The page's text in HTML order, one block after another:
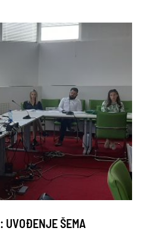
UVOĐENJE ŠEMA